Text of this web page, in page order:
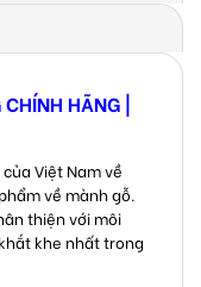
CHÍNH HÃNG|
Việt Nam về
về mành gỗ.
thiện với môi
khe nhất trong